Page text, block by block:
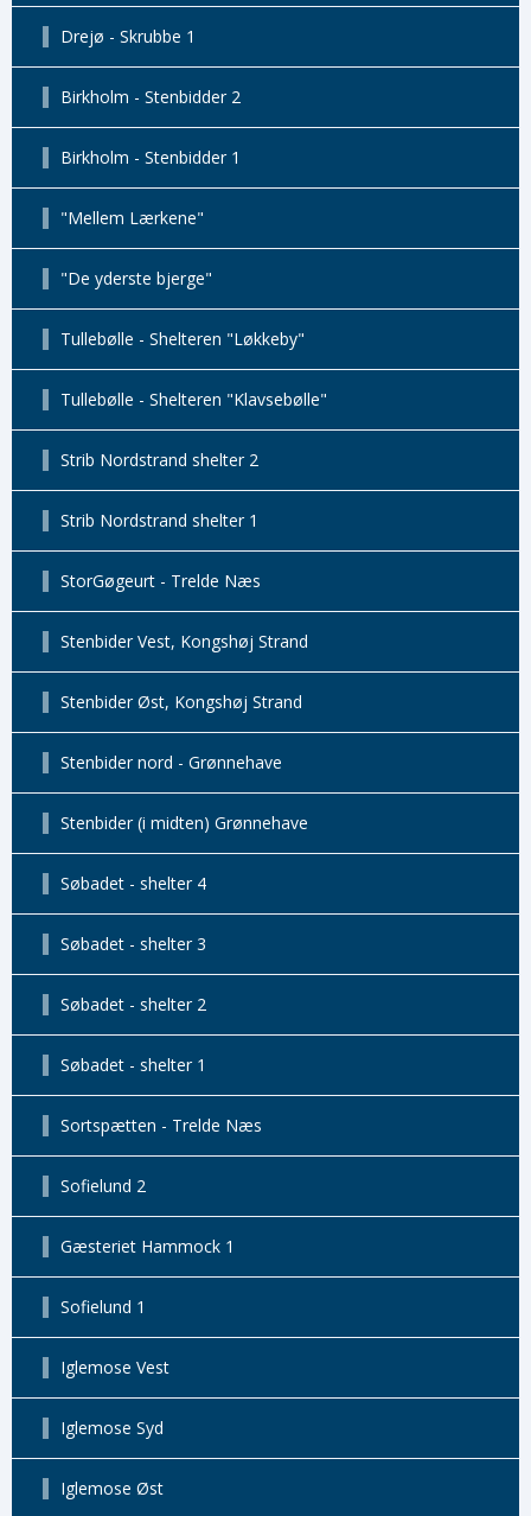
Drejø - Skrubbe 1
Birkholm - Stenbidder 2
Birkholm - Stenbidder 1
"Mellem Lærkene"
"De yderste bjerge"
Tullebølle - Shelteren "Løkkeby"
Tullebølle - Shelteren "Klavsebølle"
Strib Nordstrand shelter 2
Strib Nordstrand shelter 1
StorGøgeurt - Trelde Næs
Stenbider Vest, Kongshøj Strand
Stenbider Øst, Kongshøj Strand
Stenbider nord - Grønnehave
Stenbider (i midten) Grønnehave
Søbadet - shelter 4
Søbadet - shelter 3
Søbadet - shelter 2
Søbadet - shelter 1
Sortspætten - Trelde Næs
Sofielund 2
Gæsteriet Hammock 1
Sofielund 1
Iglemose Vest
Iglemose Syd
Iglemose Øst